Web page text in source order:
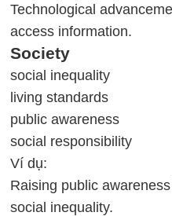
Technological
access information.
Society
social inequality
living standards
public awareness
social responsibility
Ví dụ:
Raising public
social inequality.